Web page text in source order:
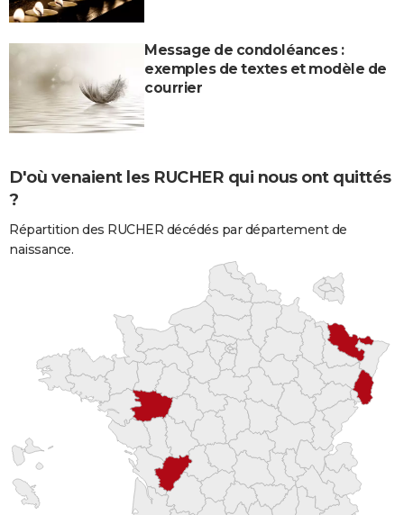
Message de condoléances :
exemples de textes et modèle de
courrier
D'où venaient les RUCHER qui nous ont quittés
?
Répartition des RUCHER décédés par département de
naissance.